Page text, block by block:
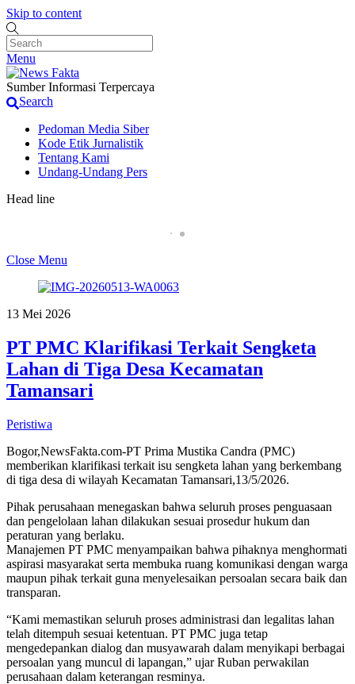
Skip to content
Menu
Sumber Informasi Terpercaya
Search
Pedoman Media Siber
Kode Etik Jurnalistik
Tentang Kami
Undang-Undang Pers
Head line
Penjual Obat Keras di Terminal Laladon Kembali
Close Menu
13 Mei 2026
PT PMC Klarifikasi Terkait Sengketa
Lahan di Tiga Desa Kecamatan
Tamansari
Peristiwa
Bogor,NewsFakta.com-PT Prima Mustika Candra (PMC)
memberikan klarifikasi terkait isu sengketa lahan yang berkembang
di tiga desa di wilayah Kecamatan Tamansari,13/5/2026.
Pihak perusahaan menegaskan bahwa seluruh proses penguasaan
dan pengelolaan lahan dilakukan sesuai prosedur hukum dan
peraturan yang berlaku.
Manajemen PT PMC menyampaikan bahwa pihaknya menghormati
aspirasi masyarakat serta membuka ruang komunikasi dengan warga
maupun pihak terkait guna menyelesaikan persoalan secara baik dan
transparan.
“Kami memastikan seluruh proses administrasi dan legalitas lahan
telah ditempuh sesuai ketentuan. PT PMC juga tetap
mengedepankan dialog dan musyawarah dalam menyikapi berbagai
persoalan yang muncul di lapangan,” ujar Ruban perwakilan
perusahaan dalam keterangan resminya.